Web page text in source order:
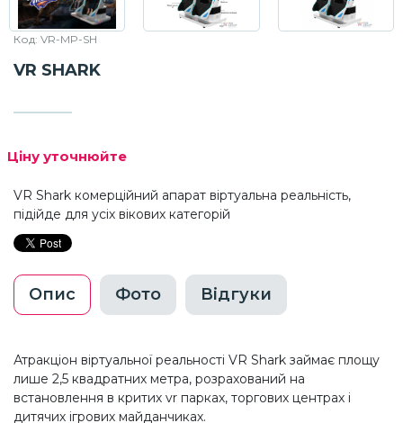
Код: VR-MP-SH
VR SHARK
Ціну уточнюйте
VR Shark комерційний апарат віртуальна реальність,
підійде для усіх вікових категорій
Опис Фото Відгуки
Атракціон віртуальної реальності VR Shark займає площу
лише 2,5 квадратних метра, розрахований на
встановлення в критих vr парках, торгових центрах і
дитячих ігрових майданчиках.